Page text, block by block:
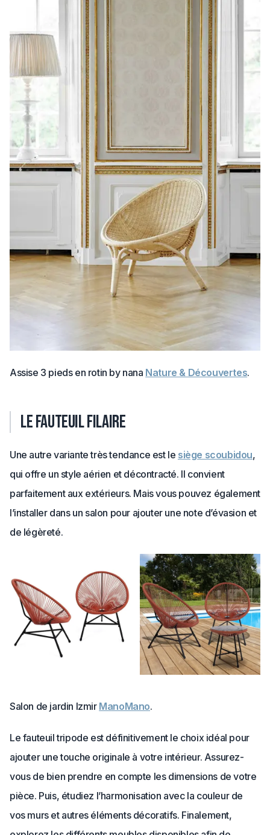
Assise 3 pieds en rotin by nana Nature & Découvertes.
Le fauteuil filaire
Une autre variante très tendance est le siège scoubidou,
qui offre un style aérien et décontracté. Il convient
parfaitement aux extérieurs. Mais vous pouvez également
l’installer dans un salon pour ajouter une note d’évasion et
de légèreté.
Salon de jardin Izmir ManoMano.
Le fauteuil tripode est définitivement le choix idéal pour
ajouter une touche originale à votre intérieur. Assurez-
vous de bien prendre en compte les dimensions de votre
pièce. Puis, étudiez l’harmonisation avec la couleur de
vos murs et autres éléments décoratifs. Finalement,